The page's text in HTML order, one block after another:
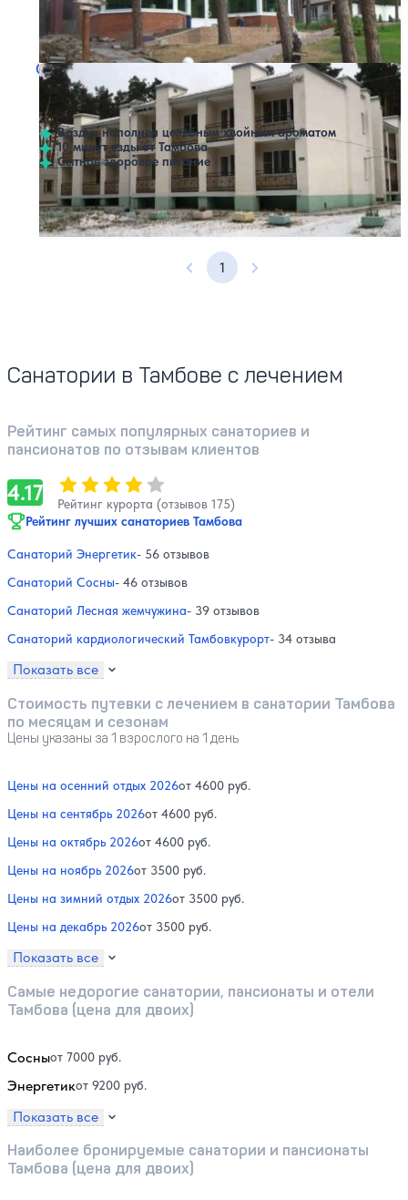
Профилей лечения:4
Санаторий кардиологический Тамбовкурорт
4.4 34 отзыва
Тамбов
Воздух наполнен целебным хвойным ароматом
10 минут езды от Тамбова
Сытное здоровое питание
Профилей лечения:2
Нет цен или свободных мест на выбранные даты
Выбрать другой вариант
Предыдущая страница
1 Следующая страница
Санатории в Тамбове с лечением
Рейтинг самых популярных санаториев и
пансионатов по отзывам клиентов
4.17 Оценка, количество звезд:
Рейтинг курорта (отзывов 175)
Рейтинг лучших санаториев Тамбова
Санаторий Энергетик- 56 отзывов
Санаторий Сосны- 46 отзывов
Санаторий Лесная жемчужина- 39 отзывов
Санаторий кардиологический Тамбовкурорт- 34 отзыва
Показать все
Стоимость путевки с лечением в санатории Тамбова
по месяцам и сезонам
Цены указаны за 1 взрослого на 1 день
Цены на осенний отдых 2026от 4600 руб.
Цены на сентябрь 2026от 4600 руб.
Цены на октябрь 2026от 4600 руб.
Цены на ноябрь 2026от 3500 руб.
Цены на зимний отдых 2026от 3500 руб.
Цены на декабрь 2026от 3500 руб.
Показать все
Самые недорогие санатории, пансионаты и отели
Тамбова (цена для двоих)
Сосныот 7000 руб.
Энергетикот 9200 руб.
Показать все
Наиболее бронируемые санатории и пансионаты
Тамбова (цена для двоих)